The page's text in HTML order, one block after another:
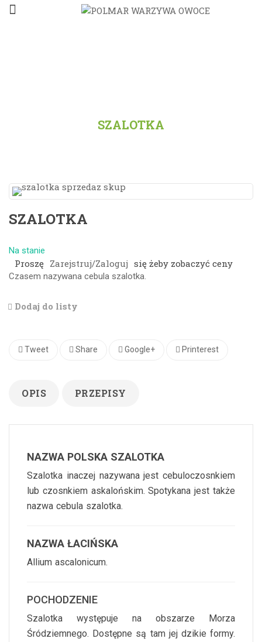
SZALOTKA
SZALOTKA
Na stanie
Proszę Zarejstruj/Zaloguj się żeby zobaczyć ceny
Czasem nazywana cebula szalotka.
Dodaj do listy
Tweet Share Google+ Printerest
OPIS PRZEPISY
NAZWA POLSKA SZALOTKA
Szalotka inaczej nazywana jest cebuloczosnkiem
lub czosnkiem askalońskim. Spotykana jest także
nazwa cebula szalotka.
NAZWA ŁACIŃSKA
Allium ascalonicum.
POCHODZENIE
Szalotka występuje na obszarze Morza
Śródziemnego. Dostępne są tam jej dzikie formy.